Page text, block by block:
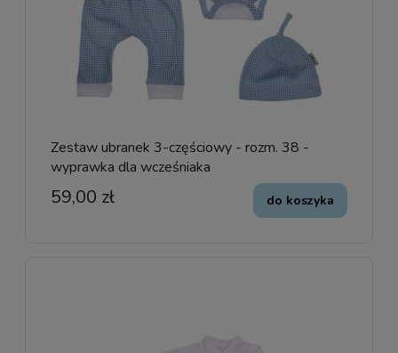
Zestaw ubranek 3-częściowy - rozm. 38 -
wyprawka dla wcześniaka
59,00 zł do koszyka